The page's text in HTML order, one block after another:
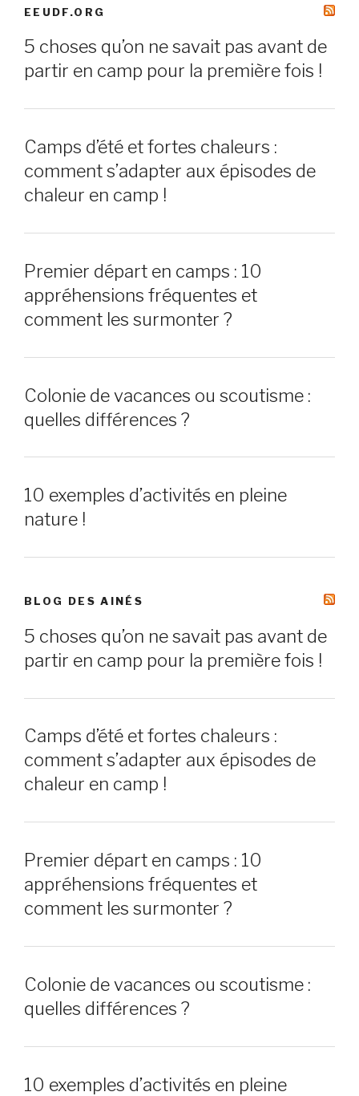
EEUDF.ORG
5 choses qu’on ne savait pas avant de
partir en camp pour la première fois !
Camps d’été et fortes chaleurs :
comment s’adapter aux épisodes de
chaleur en camp !
Premier départ en camps : 10
appréhensions fréquentes et
comment les surmonter ?
Colonie de vacances ou scoutisme :
quelles différences ?
10 exemples d’activités en pleine
nature !
BLOG DES AINÉS
5 choses qu’on ne savait pas avant de
partir en camp pour la première fois !
Camps d’été et fortes chaleurs :
comment s’adapter aux épisodes de
chaleur en camp !
Premier départ en camps : 10
appréhensions fréquentes et
comment les surmonter ?
Colonie de vacances ou scoutisme :
quelles différences ?
10 exemples d’activités en pleine